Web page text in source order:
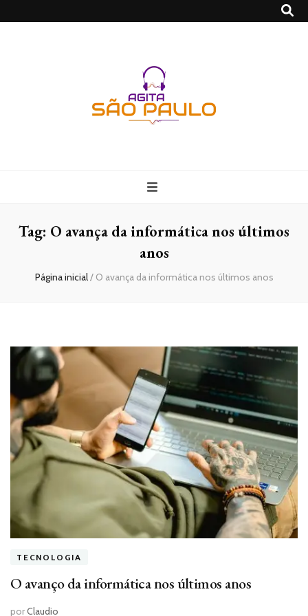
Agito
Tag: O avança da informática nos últimos
anos
Página inicial/ O avança da informática nos últimos anos
TECNOLOGIA
O avanço da informática nos últimos anos
porClaudio